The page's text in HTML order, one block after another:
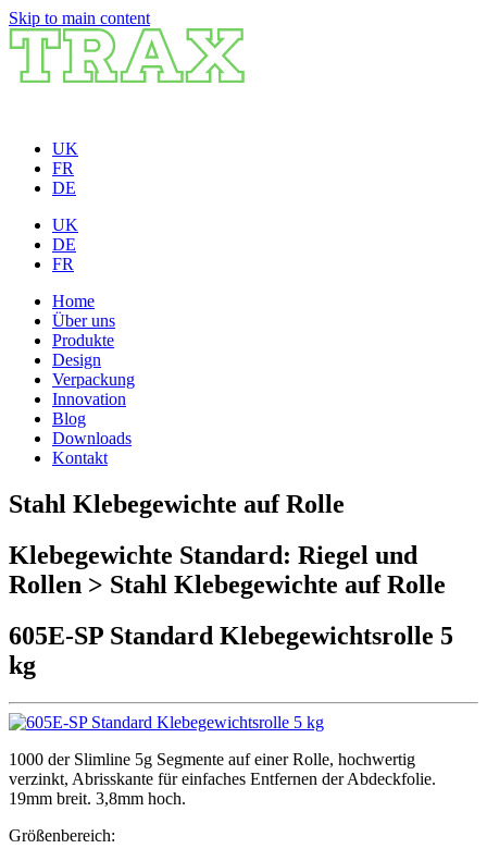
Skip to main content
UK
FR
DE
UK
DE
FR
Home
Über uns
Produkte
Design
Verpackung
Innovation
Blog
Downloads
Kontakt
Stahl Klebegewichte auf Rolle
Klebegewichte Standard: Riegel und
Rollen > Stahl Klebegewichte auf Rolle
605E-SP Standard Klebegewichtsrolle 5
kg
1000 der Slimline 5g Segmente auf einer Rolle, hochwertig
verzinkt, Abrisskante für einfaches Entfernen der Abdeckfolie.
19mm breit. 3,8mm hoch.
Größenbereich: